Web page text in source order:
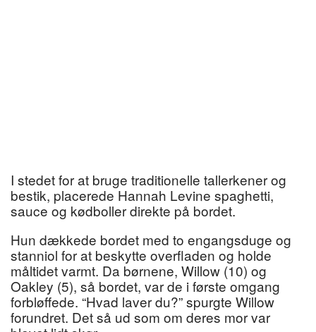
I stedet for at bruge traditionelle tallerkener og
bestik, placerede Hannah Levine spaghetti,
sauce og kødboller direkte på bordet.
Hun dækkede bordet med to engangsduge og
stanniol for at beskytte overfladen og holde
måltidet varmt. Da børnene, Willow (10) og
Oakley (5), så bordet, var de i første omgang
forbløffede. “Hvad laver du?” spurgte Willow
forundret. Det så ud som om deres mor var